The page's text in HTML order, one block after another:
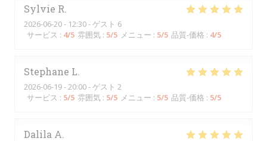
Sylvie R
2026-06-20- 12:30 - ゲスト 6
サービス : 4/5 雰囲気 : 5/5 メニュー : 5/5 品質-価格 : 4/5
Stephane L
2026-06-19- 20:00 - ゲスト 2
サービス : 5/5 雰囲気 : 5/5 メニュー : 5/5 品質-価格 : 5/5
Dalila A